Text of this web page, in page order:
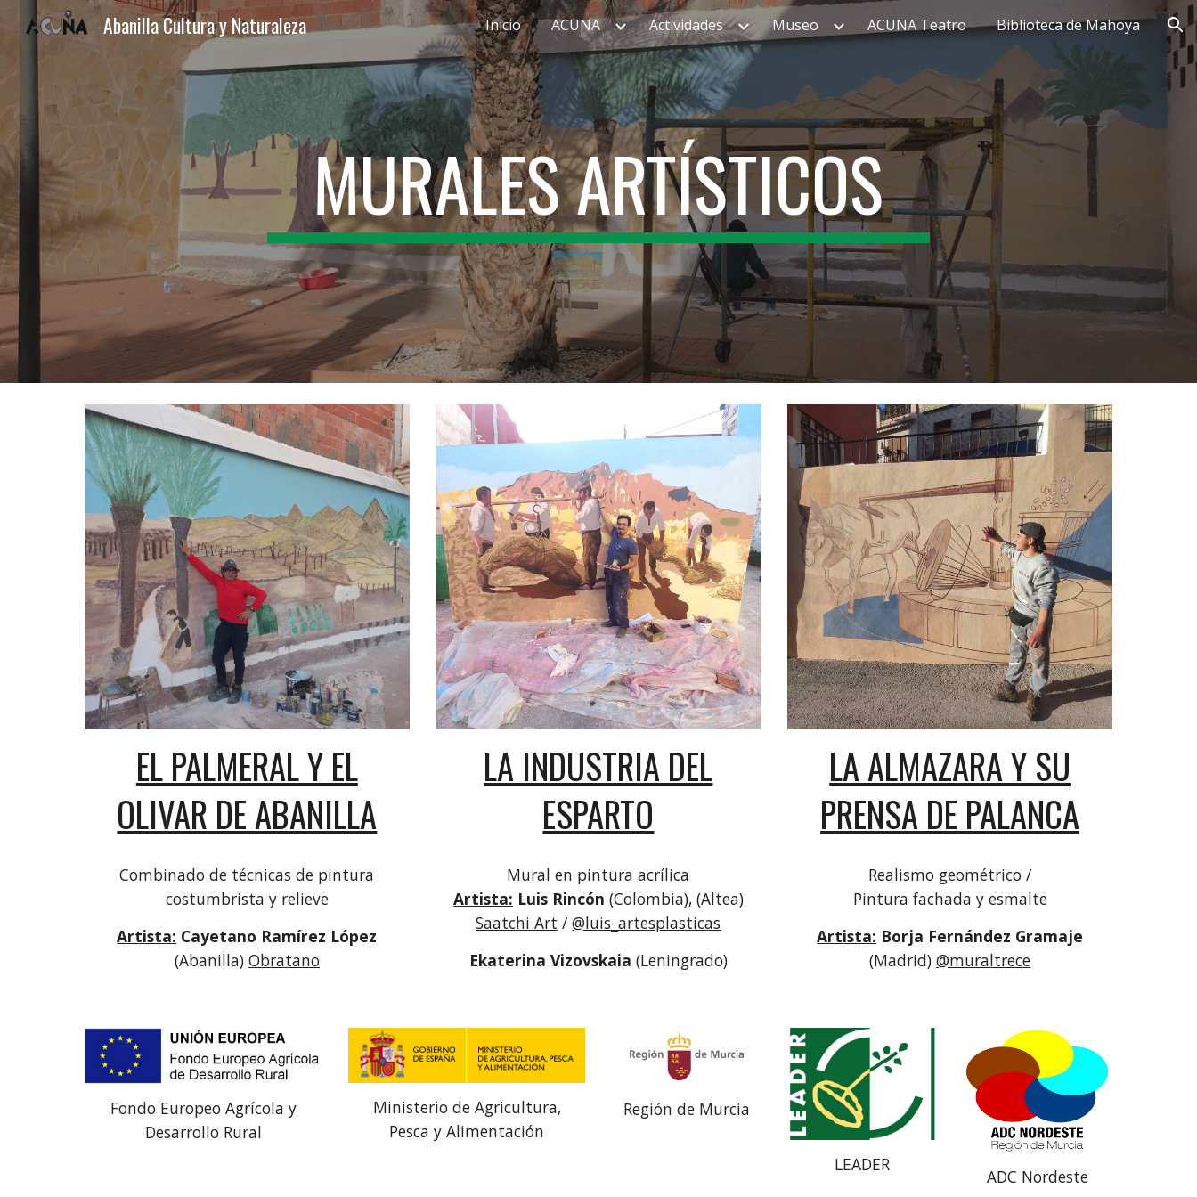
Skip to main content Skip to navigation
Abanilla Cultura y Naturaleza Inicio ACUNA Actividades Museo ACUNA Teatro Biblioteca de Mahoya
MURALES ARTÍSTICOS
EL PALMERAL Y EL
OLIVAR DE ABANILLA
Combinado de técnicas de pintura
costumbrista y relieve
Artista: Cayetano Ramírez López
(Abanilla) Obratano
LA INDUSTRIA DEL
ESPARTO
Mural en pintura acrílica
Artista: Luis Rincón (Colombia), (Altea)
Saatchi Art /@luis_artesplasticas
Ekaterina Vizovskaia (Leningrado)
LA ALMAZARA Y SU
PRENSA DE PALANCA
Realismo geométrico /
Pintura fachada y esmalte
Artista: Borja Fernández Gramaje
(Madrid)@muraltrece
Fondo Europeo Agrícola y
Desarrollo Rural
Ministerio de Agricultura,
Pesca y Alimentación
Región de Murcia
LEADER
ADC Nordeste